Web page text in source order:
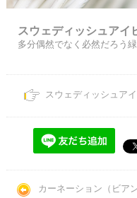
スウェディッシュアイ
多分偶然でなく必然だろう
スウェディッシュア
カーネーション（ビアン